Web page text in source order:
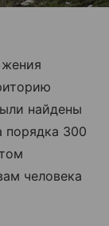
найдены
порядка 300
человека